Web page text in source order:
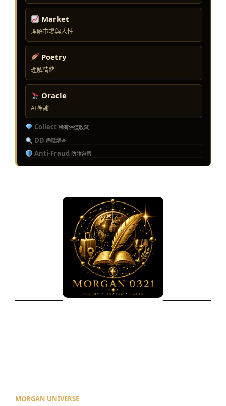
Market
理解市場與人性
Poetry
理解情緒
Oracle
AI神諭
Collect 稀有保值收藏
DD 盡職調查
Anti-Fraud 防詐避雷
MORGAN UNIVERSE